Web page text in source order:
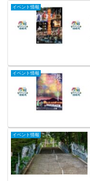
イベント情報
イベント情報
イベント情報